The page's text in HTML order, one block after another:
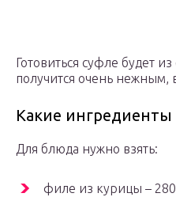
Готовиться суфле будет
получится очень нежным,
Какие ингредиенты
Для блюда нужно взять:
филе из курицы –